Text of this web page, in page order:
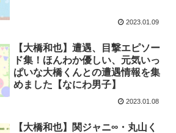
2023.01.09
【大橋和也】遭遇、目撃エピソー
ド集！ほんわか優しい、元気いっ
ぱいな大橋くんとの遭遇情報を集
めました【なにわ男子】
2023.01.08
【大橋和也】関ジャニ∞・丸山く